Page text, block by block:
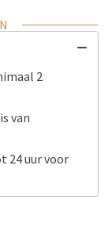
2
van
24 uur voor